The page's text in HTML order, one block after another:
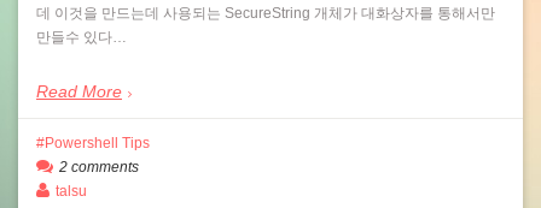
데 이것을 만드는데 사용되는 SecureString 개체가 대화상자를 통해서만
만들수 있다…
Read More
Powershell Tips
2 comments
talsu